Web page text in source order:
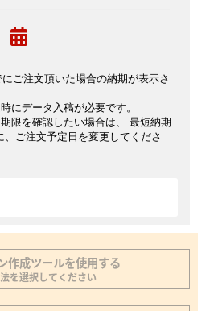
ご注文頂いた場合の納期が表示さ
にデータ入稿が必要です。
限を確認したい場合は、 最短納期
ご注文予定日を変更してくださ
作成ツールを使用する
を選択してください